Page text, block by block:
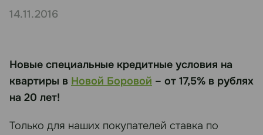
14.11.2016
Новые специальные кредитные условия на
квартиры в Новой Боровой – от 17,5% в рублях
на 20 лет!
Только для наших покупателей ставка по